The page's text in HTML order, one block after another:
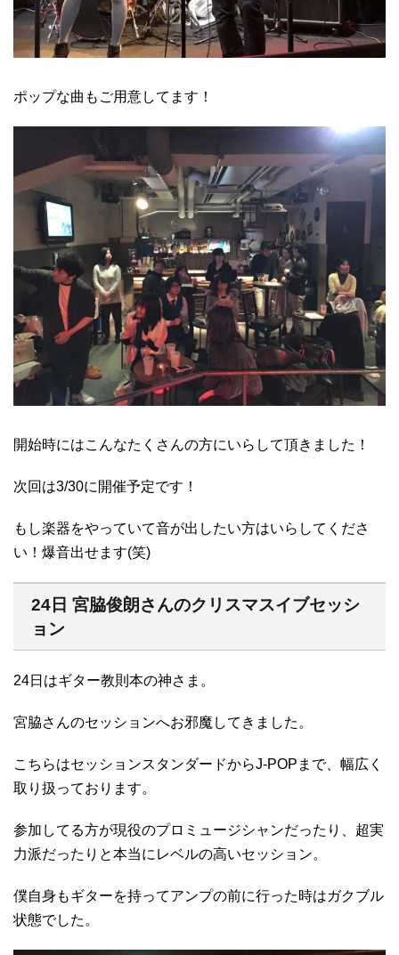
ポップな曲もご用意してます！
開始時にはこんなたくさんの方にいらして頂きました！
次回は3/30に開催予定です！
もし楽器をやっていて音が出したい方はいらしてくださ
い！爆音出せます(笑)
24日 宮脇俊朗さんのクリスマスイブセッシ
ョン
24日はギター教則本の神さま。
宮脇さんのセッションへお邪魔してきました。
こちらはセッションスタンダードからJ-POPまで、幅広く
取り扱っております。
参加してる方が現役のプロミュージシャンだったり、超実
力派だったりと本当にレベルの高いセッション。
僕自身もギターを持ってアンプの前に行った時はガクブル
状態でした。